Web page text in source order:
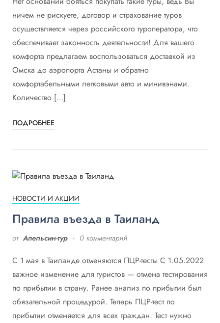
ничем не рискуете, договор и страхование туров
осуществляется через российского туроператора, что
обеспечивает законность деятельности! Для вашего
комфорта предлагаем воспользоваться доставкой из
Омска до аэропорта Астаны и обратно
комфортабельными легковыми авто и минивэнами.
Количество […]
ПОДРОБНЕЕ
НОВОСТИ И АКЦИИ
Правила въезда в Таиланд
от Апельсин-тур 0 комментарий
С 1 мая в Таиланде отменяются ПЦР-тесты С 1.05.2022
важное изменение для туристов — отмена тестирования
по прибытии в страну. Ранее анализ по прибытии был
обязательной процедурой. Теперь ПЦР-тест по
прибытии отменяется для всех граждан. Тест нужно